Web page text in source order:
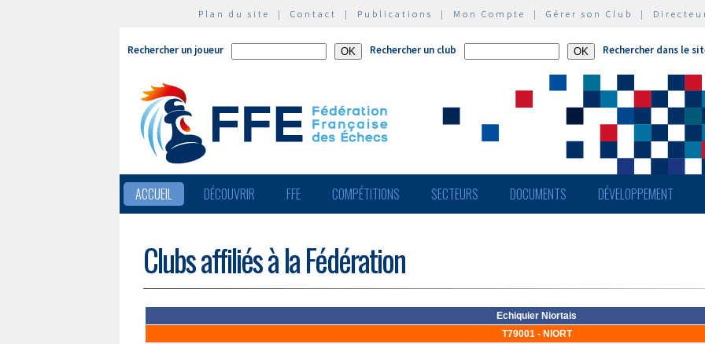
Plan du site | Contact | Publications | Mon Compte | Gérer son Club |
Rechercher un joueur Rechercher un club Rechercher dans le
ACCUEIL DÉCOUVRIR FFE COMPÉTITIONS SECTEURS DOCUMENTS DÉVELOPPEMENT
Clubs affiliés à la Fédération
Echiquier Niortais
T79001 - NIORT